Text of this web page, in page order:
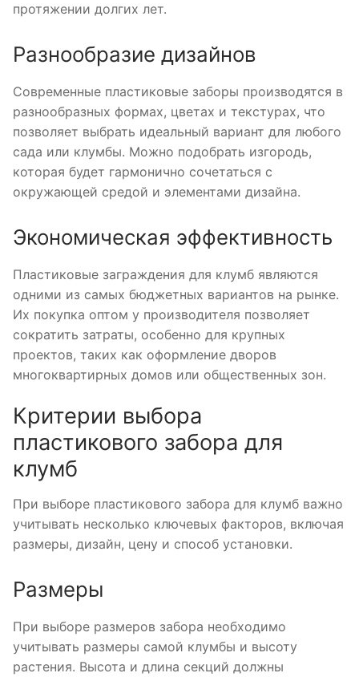
протяжении долгих лет.
Разнообразие дизайнов
Современные пластиковые заборы производятся в
разнообразных формах, цветах и текстурах, что
позволяет выбрать идеальный вариант для любого
сада или клумбы. Можно подобрать изгородь,
которая будет гармонично сочетаться с
окружающей средой и элементами дизайна.
Экономическая эффективность
Пластиковые заграждения для клумб являются
одними из самых бюджетных вариантов на рынке.
Их покупка оптом у производителя позволяет
сократить затраты, особенно для крупных
проектов, таких как оформление дворов
многоквартирных домов или общественных зон.
Критерии выбора
пластикового забора для
клумб
При выборе пластикового забора для клумб важно
учитывать несколько ключевых факторов, включая
размеры, дизайн, цену и способ установки.
Размеры
При выборе размеров забора необходимо
учитывать размеры самой клумбы и высоту
растения. Высота и длина секций должны